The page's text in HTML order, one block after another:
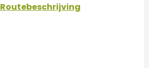
Routebeschrijving